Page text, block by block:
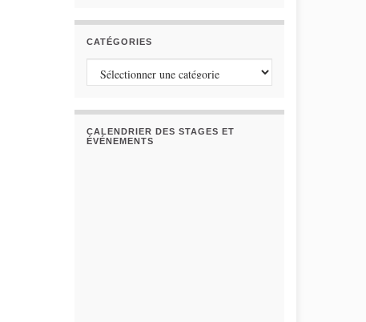
CATÉGORIES
Catégories
CALENDRIER DES STAGES ET
ÉVÉNEMENTS